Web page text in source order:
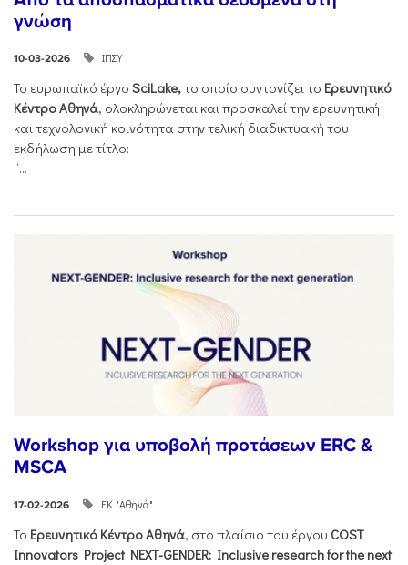
γνώση
10-03-2026 ΙΠΣΥ
Το ευρωπαϊκό έργο SciLake,το οποίο συντονίζει το Ερευνητικό
Κέντρο Αθηνά, ολοκληρώνεται και προσκαλεί την ερευνητική
και τεχνολογική κοινότητα στην τελική διαδικτυακή του
εκδήλωση με τίτλο:
“...
Workshop για υποβολή προτάσεων ERC &
MSCA
17-02-2026 ΕΚ "Αθηνά"
Το Ερευνητικό Κέντρο Αθηνά, στο πλαίσιο του έργου COST
Innovators Project NEXT-GENDER: Inclusive research for the next